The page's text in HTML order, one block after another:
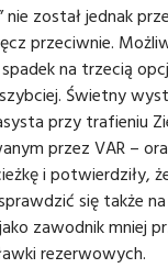
został jednak
przeciwnie.
na trzecią
Świetny
przy trafieniu
przez VAR –
i potwierdziły,
się także
zawodnik mniej
rezerwowych.